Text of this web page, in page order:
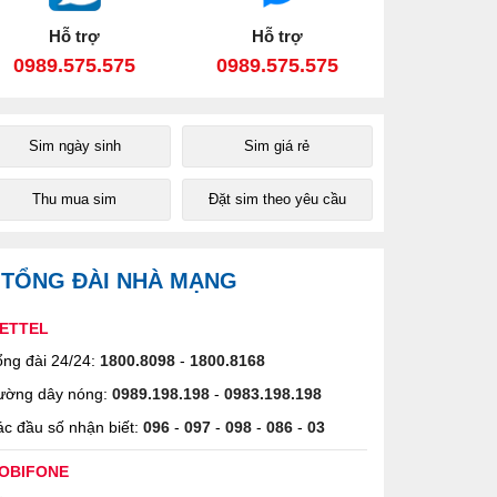
Hỗ trợ
0989.575.575
Hỗ trợ
0989.575.575
Sim ngày sinh Sim giá rẻ
Thu mua sim Đặt sim theo yêu cầu
TỔNG ĐÀI NHÀ MẠNG
đài 24/24: 1800.8098 - 1800.8168
dây nóng: 0989.198.198 - 0983.198.198
đầu số nhận biết: 096 - 097 - 098 - 086 - 03